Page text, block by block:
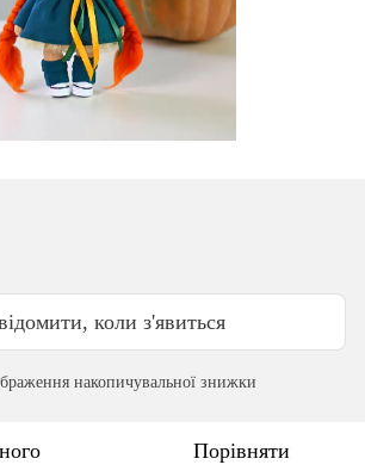
коли з'явиться
накопичувальної знижки
Порівняти